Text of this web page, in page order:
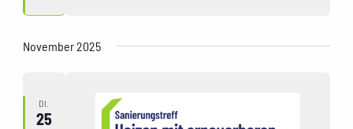
November 2025
DI.
25